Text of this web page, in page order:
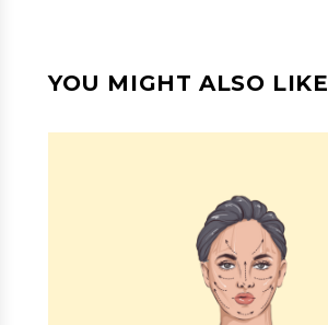
YOU MIGHT ALSO LIKE